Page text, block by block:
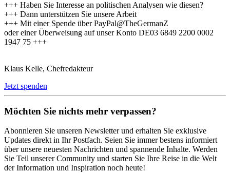
+++ Haben Sie Interesse an politischen Analysen wie diesen?
+++ Dann unterstützen Sie unsere Arbeit
+++ Mit einer Spende über PayPal@TheGermanZ
oder einer Überweisung auf unser Konto DE03 6849 2200 0002
1947 75 +++
Klaus Kelle, Chefredakteur
Jetzt spenden
Möchten Sie nichts mehr verpassen?
Abonnieren Sie unseren Newsletter und erhalten Sie exklusive
Updates direkt in Ihr Postfach. Seien Sie immer bestens informiert
über unsere neuesten Nachrichten und spannende Inhalte. Werden
Sie Teil unserer Community und starten Sie Ihre Reise in die Welt
der Information und Inspiration noch heute!